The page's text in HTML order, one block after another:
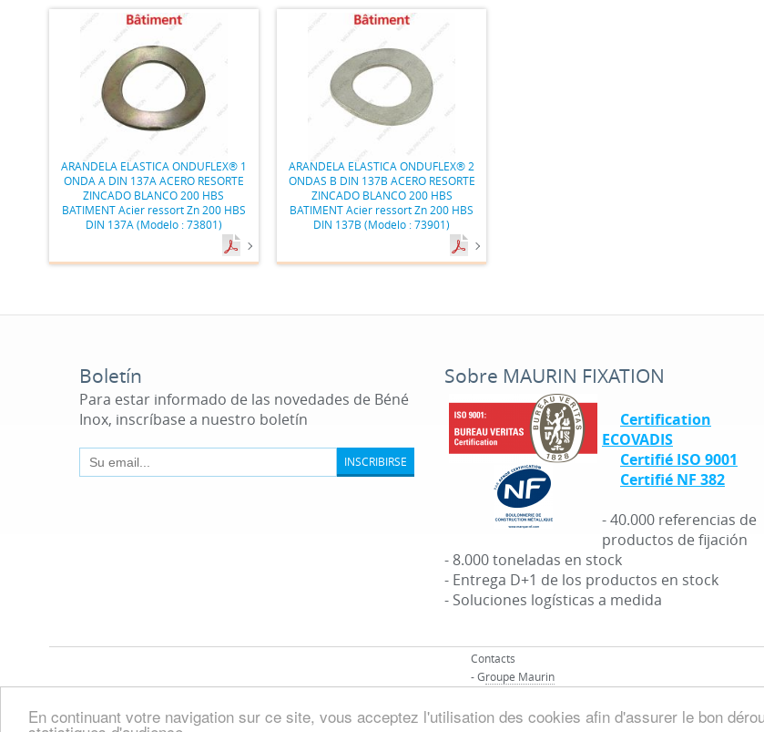
En continuant votre navigation sur ce site, vous acceptez l'utilisation des cookies afin d'assurer le bon
ARANDELA ELASTICA ONDUFLEX® 1
ONDA A DIN 137A ACERO RESORTE
ZINCADO BLANCO 200 HBS
BATIMENT Acier ressort Zn 200 HBS
DIN 137A (Modelo : 73801)
ARANDELA ELASTICA ONDUFLEX® 2
ONDAS B DIN 137B ACERO RESORTE
ZINCADO BLANCO 200 HBS
BATIMENT Acier ressort Zn 200 HBS
DIN 137B (Modelo : 73901)
Boletín
Para estar informado de las novedades de Béné
Inox, inscríbase a nuestro boletín
INSCRIBIRSE
Sobre MAURIN FIXATION
Certification
ECOVADIS
Certifié ISO 9001
Certifié NF 382
- 40.000 referencias de
productos de fijación
- 8.000 toneladas en stock
- Entrega D+1 de los productos en stock
- Soluciones logísticas a medida
Contacts
- Groupe Maurin
© Groupo MAURIN - Todos los derechos